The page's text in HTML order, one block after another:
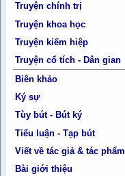
Truyện chính trị
Truyện khoa học
Truyện kiếm hiệp
Truyện cổ tích - Dân gian
Biên khảo
Ký sự
Tùy bút - Bút ký
Tiểu luận - Tạp bút
Viết về tác giả & tác phẩm
Bài giới thiệu